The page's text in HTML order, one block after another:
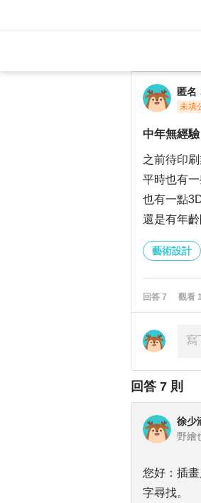
匿名
未填
中年無經
之前待印
平時也有
也有一點
還是有年齡
藝術設計
回答 7 觀看
回答 7 則
徐少
野繪
您好：插
字尋找。